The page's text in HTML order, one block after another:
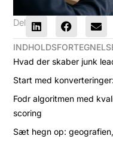
Del
Hvad der skaber junk
Start med
Fodr algoritmen med
scoring
Sæt hegn op: